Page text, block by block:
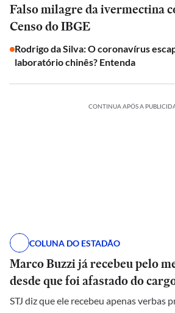
Falso milagre da ivermectina
Censo do IBGE
Rodrigo da Silva: O coronavírus
laboratório chinês? Entenda
CONTINUA APÓS A
COLUNA DO ESTADÃO
Marco Buzzi já recebeu pelo
desde que foi afastado do
STJ diz que ele recebeu apenas verbas